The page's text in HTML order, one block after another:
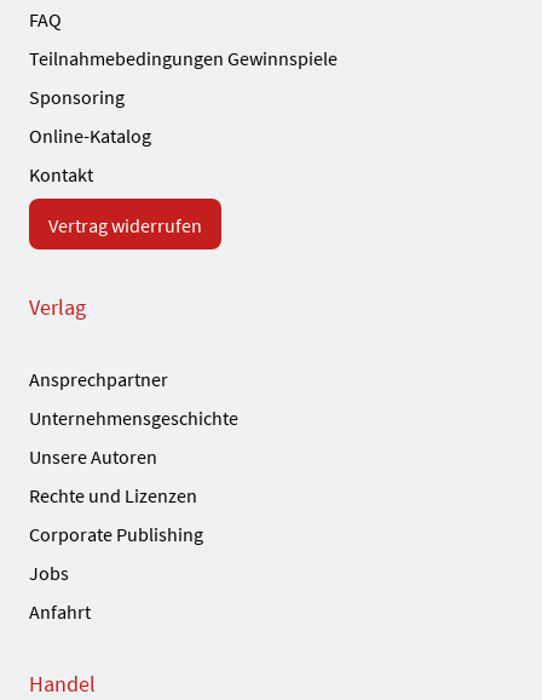
FAQ
Teilnahmebedingungen Gewinnspiele
Sponsoring
Online-Katalog
Kontakt
Vertrag widerrufen
Verlag
Ansprechpartner
Unternehmensgeschichte
Unsere Autoren
Rechte und Lizenzen
Corporate Publishing
Jobs
Anfahrt
Handel